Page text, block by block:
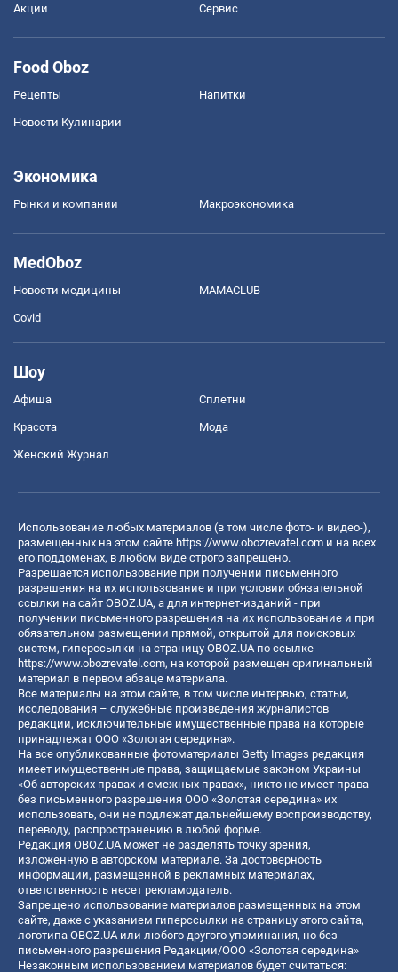
Акции Сервис
Food Oboz
Рецепты Напитки
Новости Кулинарии
Экономика
Рынки и компании Mакроэкономика
MedOboz
Новости медицины MAMACLUB
Covid
Шоу
Афиша Сплетни
Красота Мода
Женский Журнал
Использование любых материалов (в том числе фото- и видео-),
размещенных на этом сайте https://www.obozrevatel.com и на всех
его поддоменах, в любом виде строго запрещено.
Разрешается использование при получении письменного
разрешения на их использование и при условии обязательной
ссылки на сайт OBOZ.UA, а для интернет-изданий - при
получении письменного разрешения на их использование и при
обязательном размещении прямой, открытой для поисковых
систем, гиперссылки на страницу OBOZ.UA по ссылке
https://www.obozrevatel.com, на которой размещен оригинальный
материал в первом абзаце материала.
Все материалы на этом сайте, в том числе интервью, статьи,
исследования – служебные произведения журналистов
редакции, исключительные имущественные права на которые
принадлежат ООО «Золотая середина».
На все опубликованные фотоматериалы Getty Images редакция
имеет имущественные права, защищаемые законом Украины
«Об авторских правах и смежных правах», никто не имеет права
без письменного разрешения ООО «Золотая середина» их
использовать, они не подлежат дальнейшему воспроизводству,
переводу, распространению в любой форме.
Редакция OBOZ.UA может не разделять точку зрения,
изложенную в авторском материале. За достоверность
информации, размещенной в рекламных материалах,
ответственность несет рекламодатель.
Запрещено использование материалов размещенных на этом
сайте, даже с указанием гиперссылки на страницу этого сайта,
логотипа OBOZ.UA или любого другого упоминания, но без
письменного разрешения Редакции/ООО «Золотая середина»
Незаконным использованием материалов будет считаться: